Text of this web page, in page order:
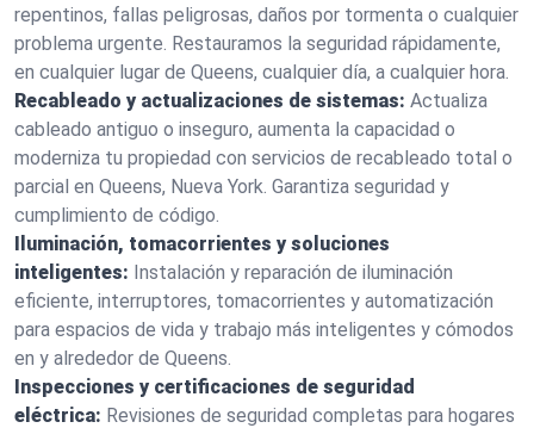
repentinos, fallas peligrosas, daños por tormenta o cualquier
problema urgente. Restauramos la seguridad rápidamente,
en cualquier lugar de Queens, cualquier día, a cualquier hora.
Recableado y actualizaciones de sistemas: Actualiza
cableado antiguo o inseguro, aumenta la capacidad o
moderniza tu propiedad con servicios de recableado total o
parcial en Queens, Nueva York. Garantiza seguridad y
cumplimiento de código.
Iluminación, tomacorrientes y soluciones
inteligentes: Instalación y reparación de iluminación
eficiente, interruptores, tomacorrientes y automatización
para espacios de vida y trabajo más inteligentes y cómodos
en y alrededor de Queens.
Inspecciones y certificaciones de seguridad
eléctrica: Revisiones de seguridad completas para hogares